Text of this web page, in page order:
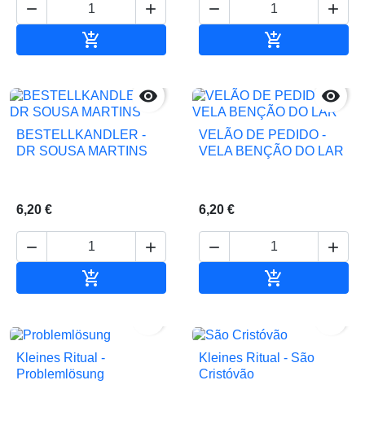
 

 


BESTELLKANDLER -
DR SOUSA MARTINS
6,20 €
 


VELÃO DE PEDIDO -
VELA BENÇÃO DO LAR
6,20 €
 

Kleines Ritual -
Problemlösung
Kleines Ritual - São
Cristóvão